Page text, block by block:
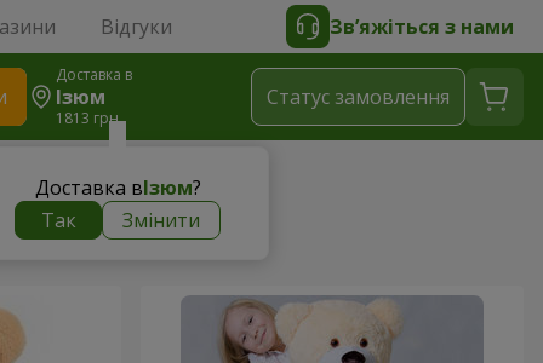
Відгуки Зв’яжіться з нами
Доставка в
Ізюм
1813 грн
Доставка вІзюм?
Так
Змінити
Статус замовлення